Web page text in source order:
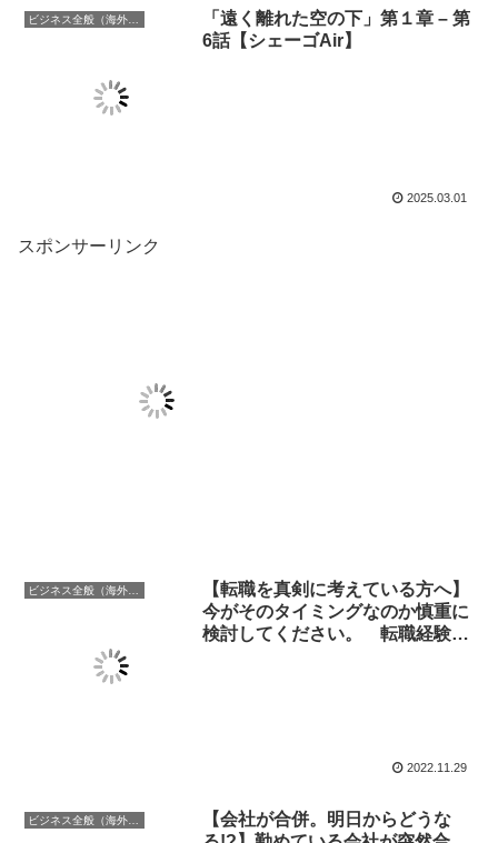
ビジネス全般（海外での働き方含む）
「遠く離れた空の下」第１章 – 第
6話【シェーゴAir】
2025.03.01
スポンサーリンク
【転職を真剣に考えている方へ】
今がそのタイミングなのか慎重に
検討してください。 転職経験3
2022.11.29
【会社が合併。明日からどうな